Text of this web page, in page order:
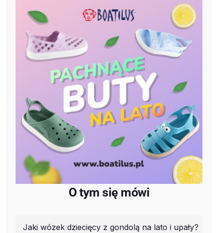
O tym się mówi
Jaki wózek dziecięcy z gondolą na lato i upały?